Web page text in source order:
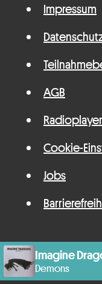
Impressum
AGB
Radioplayer
Cookie-
Jobs
Imagine
Demons